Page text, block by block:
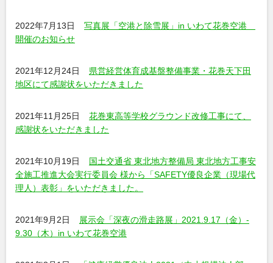
2022年7月13日
写真展「空港と除雪展」in いわて花巻空港
開催のお知らせ
2021年12月24日
県営経営体育成基盤整備事業・花巻天下田
地区にて感謝状をいただきました
2021年11月25日
花巻東高等学校グラウンド改修工事にて、
感謝状をいただきました
2021年10月19日
国土交通省 東北地方整備局 東北地方工事安
全施工推進大会実行委員会 様から「SAFETY優良企業（現場代
理人）表彰」をいただきました。
2021年9月2日
展示会「深夜の滑走路展」2021.9.17（金）-
9.30（木）in いわて花巻空港